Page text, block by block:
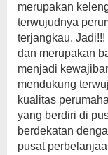
merupakan
terwujudnya
terjangkau.
dan merupakan
menjadi
mendukung
kualitas
yang berdiri di
berdekatan
pusat